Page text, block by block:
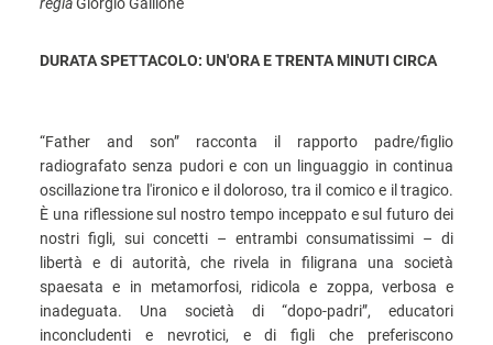
DURATA SPETTACOLO: UN'ORA E TRENTA MINUTI CIRCA
“Father and son” racconta il rapporto padre/figlio
radiografato senza pudori e con un linguaggio in continua
oscillazione tra l'ironico e il doloroso, tra il comico e il tragico.
È una riflessione sul nostro tempo inceppato e sul futuro dei
nostri figli, sui concetti – entrambi consumatissimi – di
libertà e di autorità, che rivela in filigrana una società
spaesata e in metamorfosi, ridicola e zoppa, verbosa e
inadeguata. Una società di “dopo-padri”, educatori
inconcludenti e nevrotici, e di figli che preferiscono